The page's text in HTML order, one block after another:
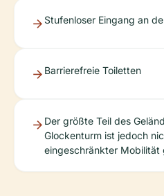
Stufenloser Eingang an
Barrierefreie Toiletten
Der größte Teil des
Glockenturm ist jedoch
eingeschränkter Mobilität